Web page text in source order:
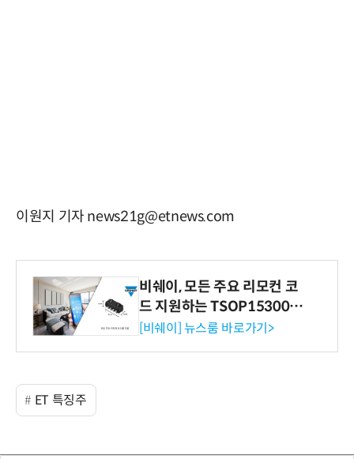
이원지 기자 news21g@etnews.com
비쉐이, 모든 주요 리모컨 코
드 지원하는 TSOP15300 시
리즈 IR 수신기 출시
[비쉐이] 뉴스룸 바로가기>
ET 특징주